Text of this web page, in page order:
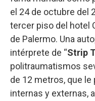
el 24 de octubre del
tercer piso del hotel
de Palermo. Una
intérprete de “Strip
politraumatismos
de 12 metros, que
internas y externas,